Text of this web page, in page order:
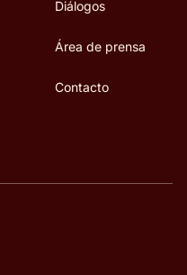
Diálogos
Área de prensa
Contacto